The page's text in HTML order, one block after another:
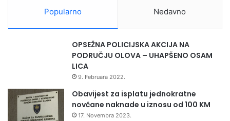
Popularno Nedavno
OPSEŽNA POLICIJSKA AKCIJA NA
PODRUČJU OLOVA – UHAPŠENO OSAM
LICA
9. Februara 2022.
Obavijest za isplatu jednokratne
novčane naknade u iznosu od 100 KM
17. Novembra 2023.